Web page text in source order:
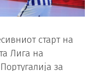
старт на
Лига на
за